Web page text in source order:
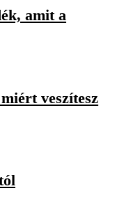
amit a
veszítesz